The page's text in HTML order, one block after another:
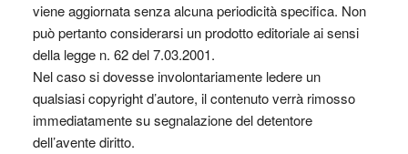
viene aggiornata senza alcuna periodicità specifica. Non
può pertanto considerarsi un prodotto editoriale ai sensi
della legge n. 62 del 7.03.2001.
Nel caso si dovesse involontariamente ledere un
qualsiasi copyright d’autore, il contenuto verrà rimosso
immediatamente su segnalazione del detentore
dell’avente diritto.